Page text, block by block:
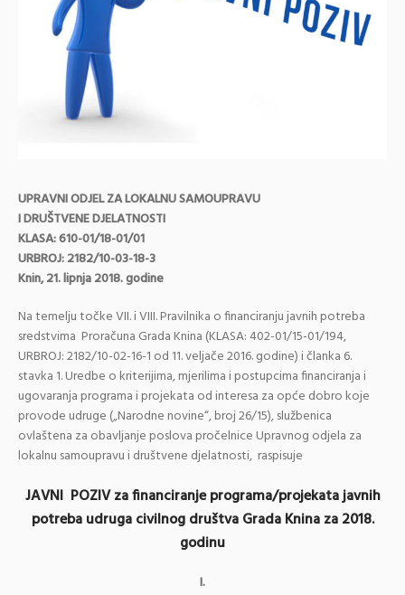
UPRAVNI ODJEL ZA LOKALNU SAMOUPRAVU
I DRUŠTVENE DJELATNOSTI
KLASA: 610-01/18-01/01
URBROJ: 2182/10-03-18-3
Knin, 21. lipnja 2018. godine
Na temelju točke VII. i VIII. Pravilnika o financiranju javnih potreba
sredstvima Proračuna Grada Knina (KLASA: 402-01/15-01/194,
URBROJ: 2182/10-02-16-1 od 11. veljače 2016. godine) i članka 6.
stavka 1. Uredbe o kriterijima, mjerilima i postupcima financiranja i
ugovaranja programa i projekata od interesa za opće dobro koje
provode udruge („Narodne novine“, broj 26/15), službenica
ovlaštena za obavljanje poslova pročelnice Upravnog odjela za
lokalnu samoupravu i društvene djelatnosti, raspisuje
JAVNI POZIVza financiranje programa/projekata javnih
potrebaudruga civilnog društva Grada Knina za 2018.
godinu
I.